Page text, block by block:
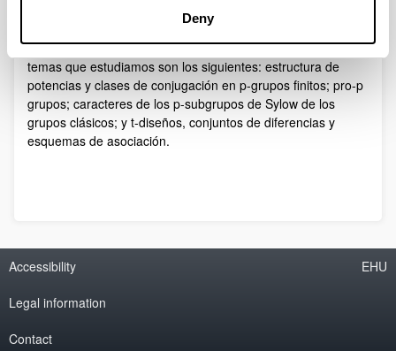
Deny
Nuestra investigación está enmarcada en la Teoría de
Grupos y de la Representación, así como en sus
aplicaciones a la Combinatoria Algebraica. Los principales
temas que estudiamos son los siguientes: estructura de
potencias y clases de conjugación en p-grupos finitos; pro-p
grupos; caracteres de los p-subgrupos de Sylow de los
grupos clásicos; y t-diseños, conjuntos de diferencias y
esquemas de asociación.
Accessibility
Legal information
Contact
EHU